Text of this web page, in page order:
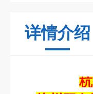
详情介绍